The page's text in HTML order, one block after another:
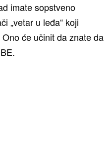
imate sopstveno
„vetar u leđa“ koji
će učinit da znate da